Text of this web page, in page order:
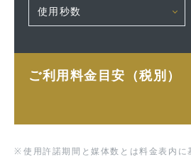
ご利用料金目安（税別）
※ 使用許諾期間と媒体数とは料金表内に